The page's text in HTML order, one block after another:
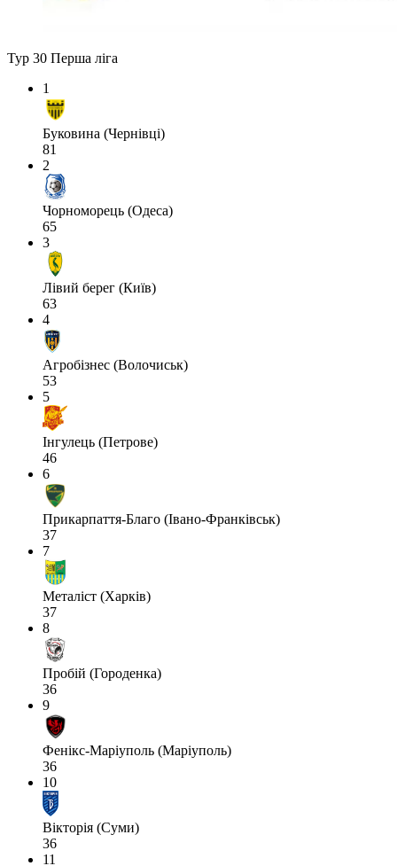
Тур 30 Перша ліга
1
Буковина (Чернівці)
81
2
Чорноморець (Одеса)
65
3
Лівий берег (Київ)
63
4
Агробізнес (Волочиськ)
53
5
Інгулець (Петрове)
46
6
Прикарпаття-Благо (Івано-Франківськ)
37
7
Металіст (Харків)
37
8
Пробій (Городенка)
36
9
Фенікс-Маріуполь (Маріуполь)
36
10
Вікторія (Суми)
36
11